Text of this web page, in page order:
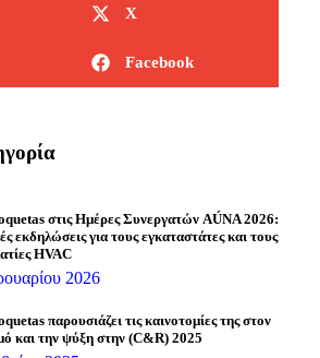
X
Facebook
στις Ημέρες Συνεργατών AÚNA 2026:
εκδηλώσεις για τους εγκαταστάτες και τους
HVAC
2026
παρουσιάζει τις καινοτομίες της στον
και την ψύξη στην (C&R) 2025